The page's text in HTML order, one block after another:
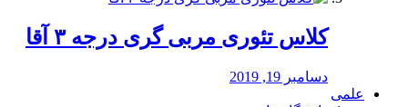
کلاس تئوری مربی گری درجه ۳ آقا
دسامبر 19, 2019
علمی